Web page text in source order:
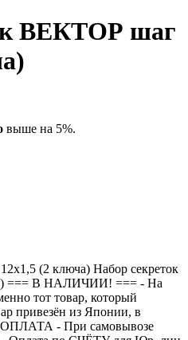
ВЕКТОР шаг
выше на 5%.
(2 ключа) Набор секреток
=== B НАЛИЧИИ! === - На
тот товар, который
привезён из Японии, в
ОПЛАТА - При самовывозе